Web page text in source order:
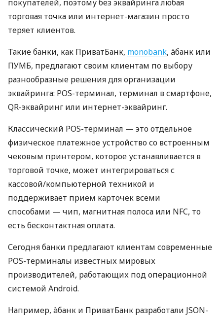
покупателей, поэтому без эквайринга любая
торговая точка или интернет-магазин просто
теряет клиентов.
Такие банки, как ПриватБанк, monobank, àбанк или
ПУМБ, предлагают своим клиентам по выбору
разнообразные решения для организации
эквайринга: POS-терминал, терминал в смартфоне,
QR-эквайринг или интернет-эквайринг.
Классический POS-терминал — это отдельное
физическое платежное устройство со встроенным
чековым принтером, которое устанавливается в
торговой точке, может интегрироваться с
кассовой/компьютерной техникой и
поддерживает прием карточек всеми
способами — чип, магнитная полоса или NFC, то
есть бесконтактная оплата.
Сегодня банки предлагают клиентам современные
POS-терминалы известных мировых
производителей, работающих под операционной
системой Android.
Например, àбанк и ПриватБанк разработали JSON-